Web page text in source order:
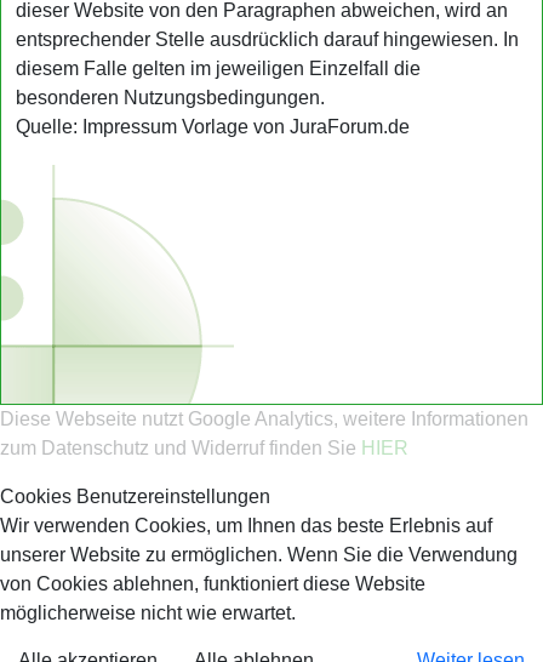
dieser Website von den Paragraphen abweichen, wird an
entsprechender Stelle ausdrücklich darauf hingewiesen. In
diesem Falle gelten im jeweiligen Einzelfall die
besonderen Nutzungsbedingungen.
Quelle: Impressum Vorlage von JuraForum.de
Diese Webseite nutzt Google Analytics, weitere Informationen
zum Datenschutz und Widerruf finden Sie HIER
Cookies Benutzereinstellungen
Wir verwenden Cookies, um Ihnen das beste Erlebnis auf
unserer Website zu ermöglichen. Wenn Sie die Verwendung
von Cookies ablehnen, funktioniert diese Website
möglicherweise nicht wie erwartet.